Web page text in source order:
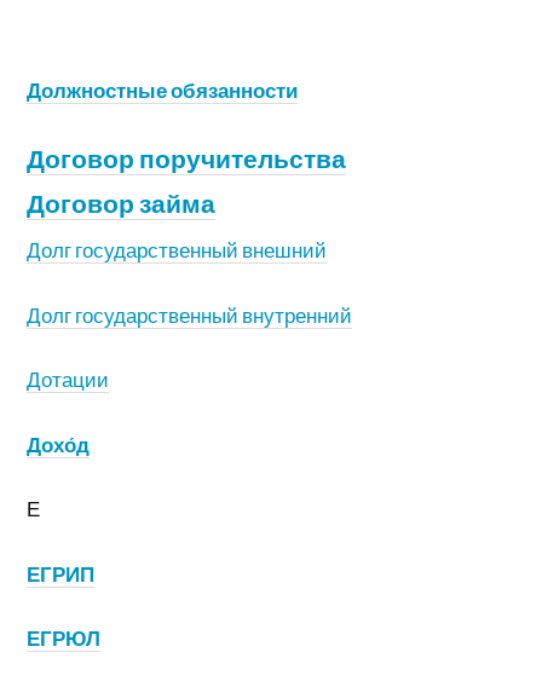
Должностные обязанности
Договор поручительства
Договор займа
Долг государственный внешний
Долг государственный внутренний
Дотации
Дохо́д
Е
ЕГРИП
ЕГРЮЛ